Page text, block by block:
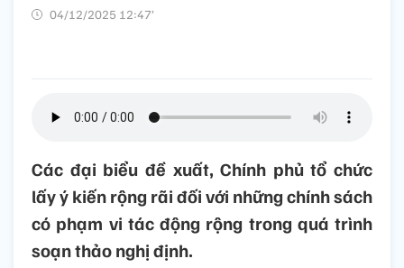
04/12/2025 12:47’
Các đại biểu đề xuất, Chính phủ tổ chức
lấy ý kiến rộng rãi đối với những chính sách
có phạm vi tác động rộng trong quá trình
soạn thảo nghị định.